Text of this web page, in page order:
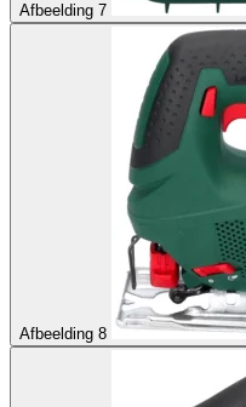
Afbeelding 7
Afbeelding 8